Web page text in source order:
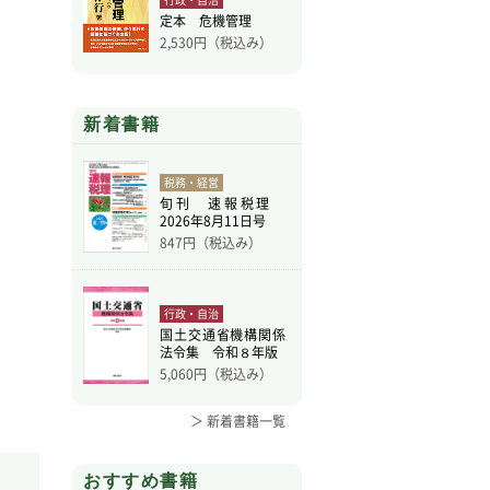
定本 危機管理
2,530円（税込み）
新着書籍
税務・経営
旬刊 速報税理
2026年8月11日号
847円（税込み）
行政・自治
国土交通省機構関係
法令集 令和８年版
5,060円（税込み）
＞ 新着書籍一覧
おすすめ書籍